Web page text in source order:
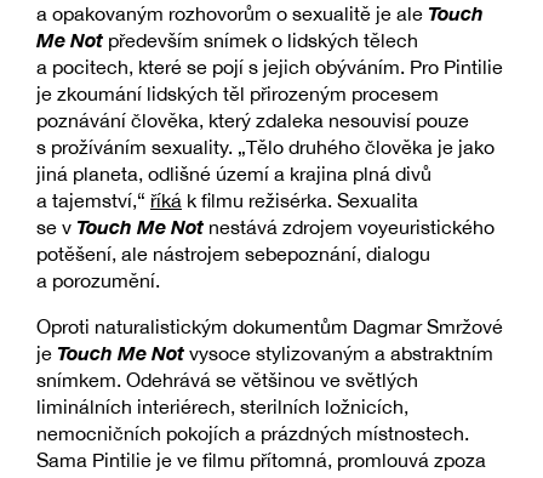
a opakovaným rozhovorům o sexualitě je ale Touch
Me Not především snímek o lidských tělech
a pocitech, které se pojí s jejich obýváním. Pro Pintilie
je zkoumání lidských těl přirozeným procesem
poznávání člověka, který zdaleka nesouvisí pouze
s prožíváním sexuality. „Tělo druhého člověka je jako
jiná planeta, odlišné území a krajina plná divů
a tajemství,“ říká k filmu režisérka. Sexualita
se v Touch Me Not nestává zdrojem voyeuristického
potěšení, ale nástrojem sebepoznání, dialogu
a porozumění.
Oproti naturalistickým dokumentům Dagmar Smržové
je Touch Me Not vysoce stylizovaným a abstraktním
snímkem. Odehrává se většinou ve světlých
liminálních interiérech, sterilních ložnicích,
nemocničních pokojích a prázdných místnostech.
Sama Pintilie je ve filmu přítomná, promlouvá zpoza